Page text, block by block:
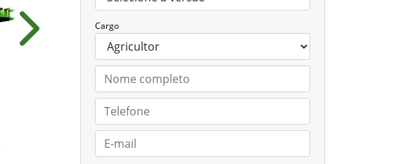
Cargo
Próximo